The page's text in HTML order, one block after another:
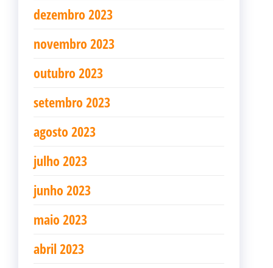
dezembro 2023
novembro 2023
outubro 2023
setembro 2023
agosto 2023
julho 2023
junho 2023
maio 2023
abril 2023